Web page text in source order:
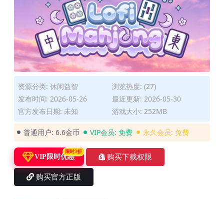
资源分类: 休闲益智
浏览热度: (27)
发布时间: 2026-05-26
最近更新: 2026-05-30
官方发布日期: 未知
游戏大小: 252MB
普通用户: 6.6金币 VIP会员: 免费 永久会员: 免费
VIP限时优惠
限时3折
购买下载权限
购买官方正版